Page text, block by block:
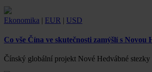
Ekonomika | EUR | USD
Co vše Čína ve skutečnosti zamýšlí s Novou
Čínský globální projekt Nové Hedvábné